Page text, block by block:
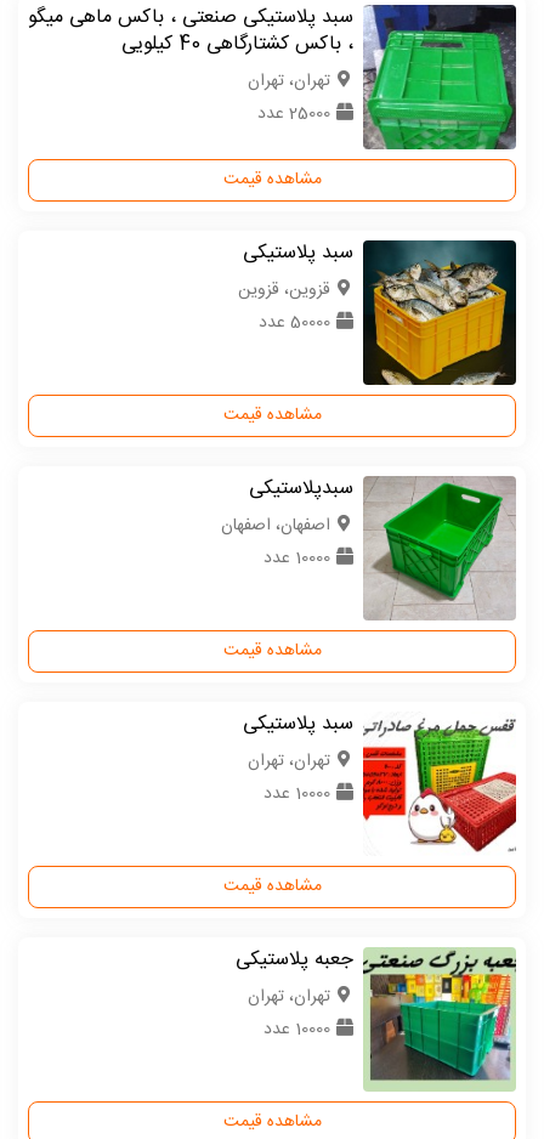
سبد پلاستیکی صنعتی ، باکس ماهی میگو
، باکس کشتارگاهی 40 کیلویی
تهران، تهران
25000 عدد
مشاهده قیمت
سبد پلاستیکی
قزوین، قزوین
50000 عدد
مشاهده قیمت
سبدپلاستیکی
اصفهان، اصفهان
10000 عدد
مشاهده قیمت
سبد پلاستیکی
تهران، تهران
10000 عدد
مشاهده قیمت
جعبه پلاستیکی
تهران، تهران
10000 عدد
مشاهده قیمت